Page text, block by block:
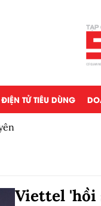
ĐIỆN TỬ TIÊU DÙNG
Viettel 'hồi